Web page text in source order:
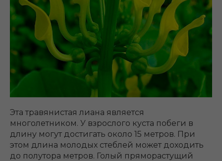
Эта травянистая лиана является
многолетником. У взрослого куста побеги в
длину могут достигать около 15 метров. При
этом длина молодых стеблей может доходить
до полутора метров. Голый пряморастущий